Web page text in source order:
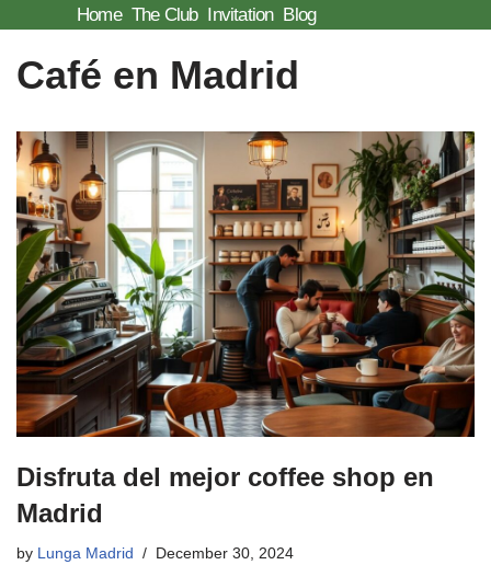
Skip
to
Home The Club Invitation Blog
Café en Madrid
Disfruta del mejor coffee shop en
Madrid
by Lunga Madrid December 30, 2024